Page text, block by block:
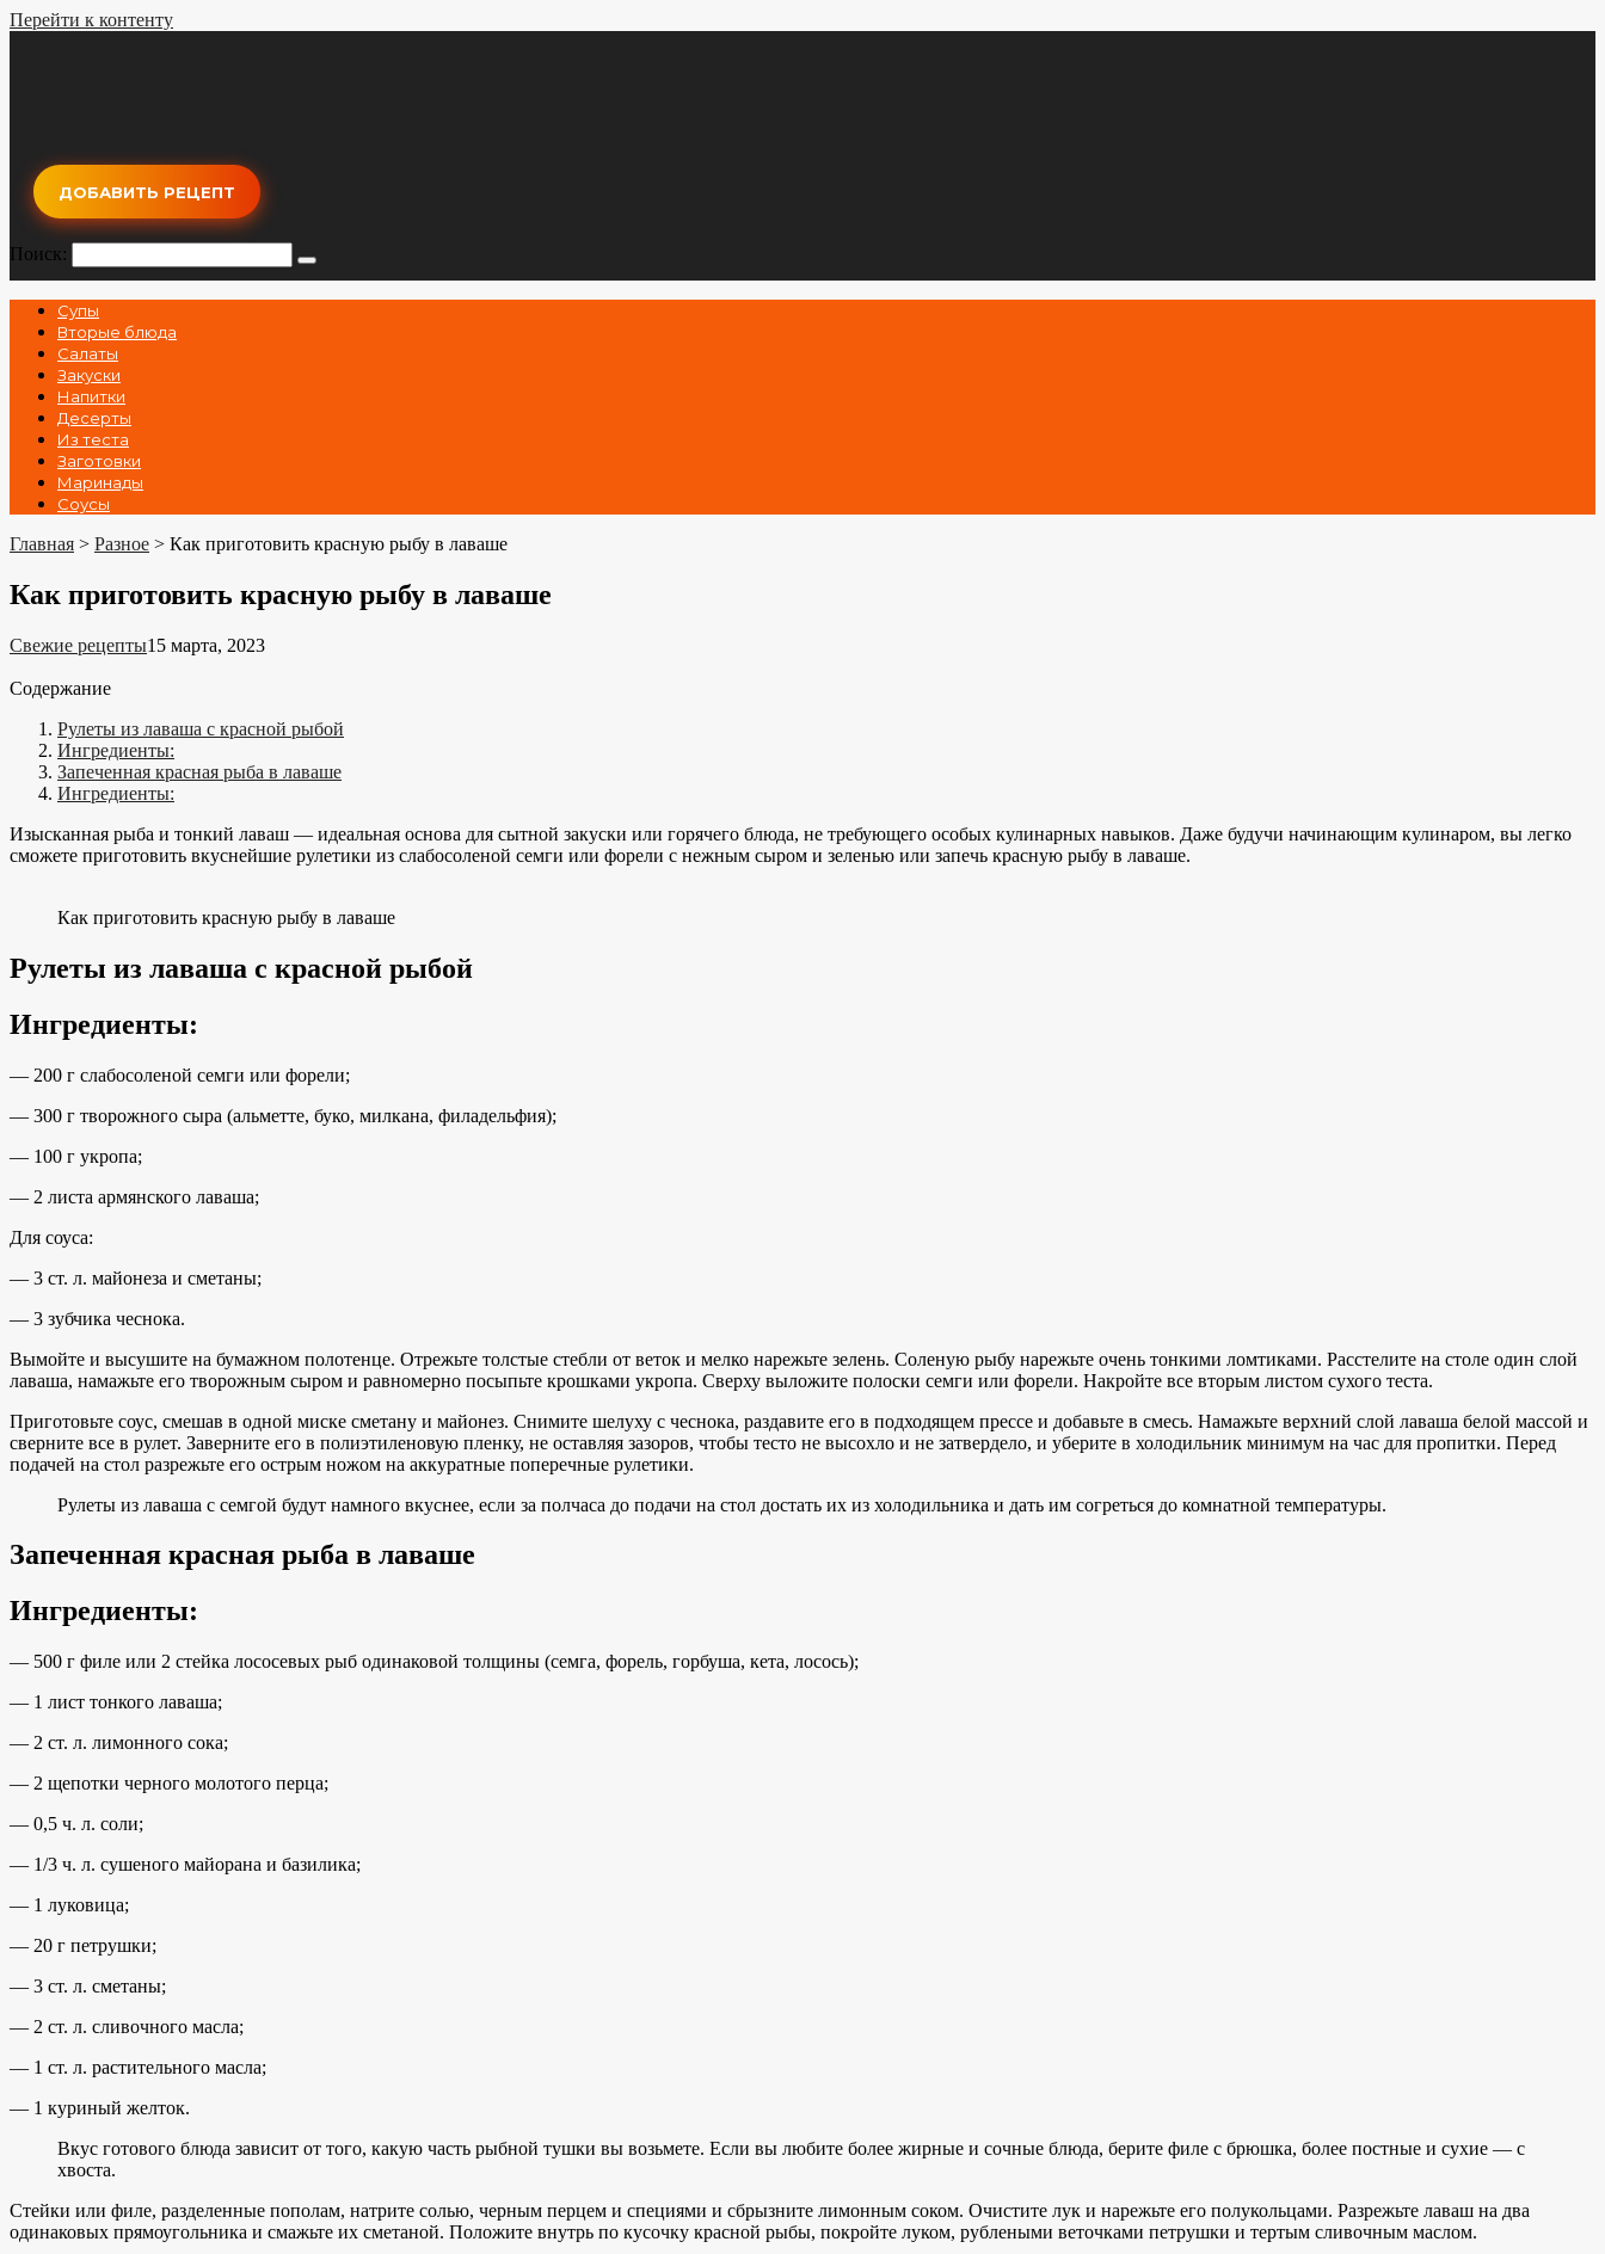
Перейти к контенту
ДОБАВИТЬ РЕЦЕПТ
Поиск:
Супы
Вторые блюда
Салаты
Закуски
Напитки
Десерты
Из теста
Заготовки
Маринады
Соусы
Главная > Разное > Как приготовить красную рыбу в лаваше
Как приготовить красную рыбу в лаваше
Свежие рецепты15 марта, 2023
Содержание
Рулеты из лаваша с красной рыбой
Ингредиенты:
Запеченная красная рыба в лаваше
Ингредиенты:
Изысканная рыба и тонкий лаваш — идеальная основа для сытной закуски или горячего блюда, не требующего особых кулинарных навыков. Даже будучи начинающим кулинаром, вы легко
сможете приготовить вкуснейшие рулетики из слабосоленой семги или форели с нежным сыром и зеленью или запечь красную рыбу в лаваше.
Как приготовить красную рыбу в лаваше
Рулеты из лаваша с красной рыбой
Ингредиенты:
— 200 г слабосоленой семги или форели;
— 300 г творожного сыра (альметте, буко, милкана, филадельфия);
— 100 г укропа;
— 2 листа армянского лаваша;
Для соуса:
— 3 ст. л. майонеза и сметаны;
— 3 зубчика чеснока.
Вымойте и высушите на бумажном полотенце. Отрежьте толстые стебли от веток и мелко нарежьте зелень. Соленую рыбу нарежьте очень тонкими ломтиками. Расстелите на столе один слой
лаваша, намажьте его творожным сыром и равномерно посыпьте крошками укропа. Сверху выложите полоски семги или форели. Накройте все вторым листом сухого теста.
Приготовьте соус, смешав в одной миске сметану и майонез. Снимите шелуху с чеснока, раздавите его в подходящем прессе и добавьте в смесь. Намажьте верхний слой лаваша белой массой и
сверните все в рулет. Заверните его в полиэтиленовую пленку, не оставляя зазоров, чтобы тесто не высохло и не затвердело, и уберите в холодильник минимум на час для пропитки. Перед
подачей на стол разрежьте его острым ножом на аккуратные поперечные рулетики.
Рулеты из лаваша с семгой будут намного вкуснее, если за полчаса до подачи на стол достать их из холодильника и дать им согреться до комнатной температуры.
Запеченная красная рыба в лаваше
Ингредиенты:
— 500 г филе или 2 стейка лососевых рыб одинаковой толщины (семга, форель, горбуша, кета, лосось);
— 1 лист тонкого лаваша;
— 2 ст. л. лимонного сока;
— 2 щепотки черного молотого перца;
— 0,5 ч. л. соли;
— 1/3 ч. л. сушеного майорана и базилика;
— 1 луковица;
— 20 г петрушки;
— 3 ст. л. сметаны;
— 2 ст. л. сливочного масла;
— 1 ст. л. растительного масла;
— 1 куриный желток.
Вкус готового блюда зависит от того, какую часть рыбной тушки вы возьмете. Если вы любите более жирные и сочные блюда, берите филе с брюшка, более постные и сухие — с
хвоста.
Стейки или филе, разделенные пополам, натрите солью, черным перцем и специями и сбрызните лимонным соком. Очистите лук и нарежьте его полукольцами. Разрежьте лаваш на два
одинаковых прямоугольника и смажьте их сметаной. Положите внутрь по кусочку красной рыбы, покройте луком, рублеными веточками петрушки и тертым сливочным маслом.